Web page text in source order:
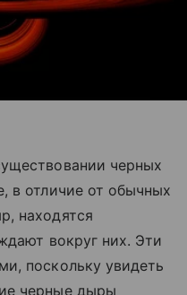
черных
в отличие от обычных
находятся
вокруг них. Эти
поскольку увидеть
черные дыры